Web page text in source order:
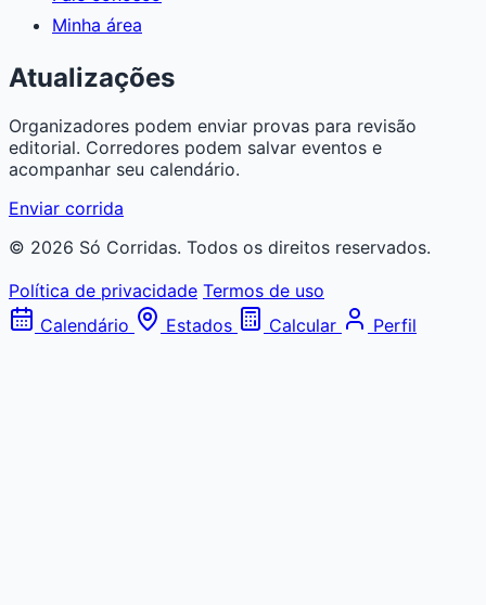
Minha área
Atualizações
Organizadores podem enviar provas para revisão
editorial. Corredores podem salvar eventos e
acompanhar seu calendário.
Enviar corrida
© 2026 Só Corridas. Todos os direitos reservados.
Política de privacidade Termos de uso
Calendário
Estados Calcular Perfil